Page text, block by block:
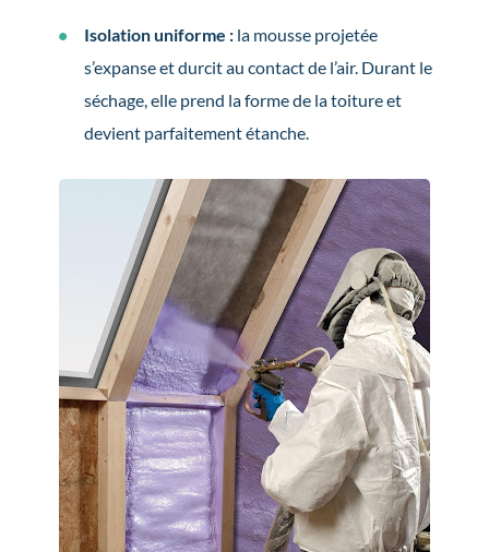
Isolation uniforme :la mousse projetée
s’expanse et durcit au contact de l’air. Durant le
séchage, elle prend la forme de la toiture et
devient parfaitement étanche.